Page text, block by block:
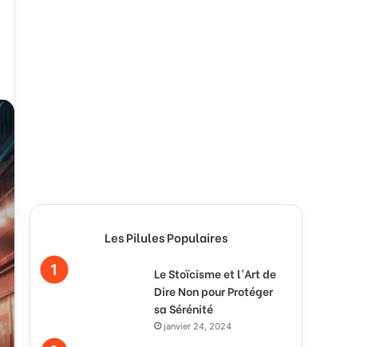
Les Pilules Populaires
Le Stoïcisme et l’Art de
Dire Non pour Protéger
sa Sérénité
janvier 24, 2024